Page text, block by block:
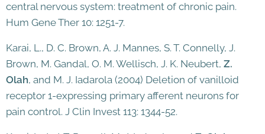
central nervous system: treatment of chronic pain.
Hum Gene Ther 10: 1251-7.
Karai, L., D. C. Brown, A. J. Mannes, S. T. Connelly, J.
Brown, M. Gandal, O. M. Wellisch, J. K. Neubert, Z.
Olah, and M. J. Iadarola (2004) Deletion of vanilloid
receptor 1-expressing primary afferent neurons for
pain control. J Clin Invest 113: 1344-52.